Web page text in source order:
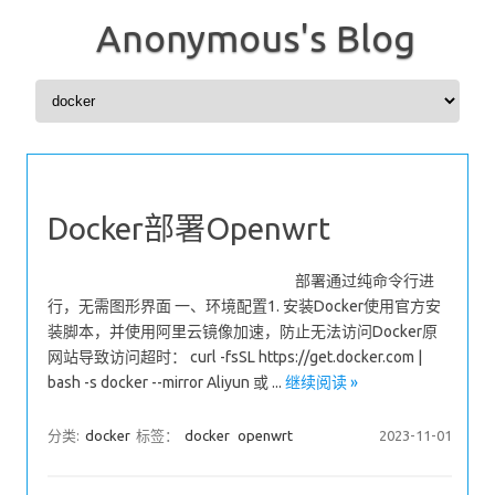
Anonymous's Blog
Skip to content
Docker部署Openwrt
部署通过纯命令行进
行，无需图形界面 一、环境配置1. 安装Docker使用官方安
装脚本，并使用阿里云镜像加速，防止无法访问Docker原
网站导致访问超时： curl -fsSL https://get.docker.com |
bash -s docker --mirror Aliyun 或 ... 继续阅读 »
分类: docker 标签： docker openwrt 2023-11-01